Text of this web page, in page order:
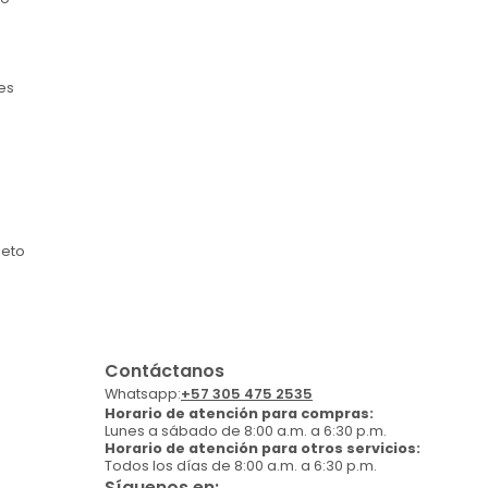
Contáctanos
Whatsapp:+57 305 475 2535
Horario de atención para compras:
Lunes a sábado de 8:00 a.m. a 6:30 p.m.
Horario de atención para otros servicios:
Todos los días de 8:00 a.m. a 6:30 p.m.